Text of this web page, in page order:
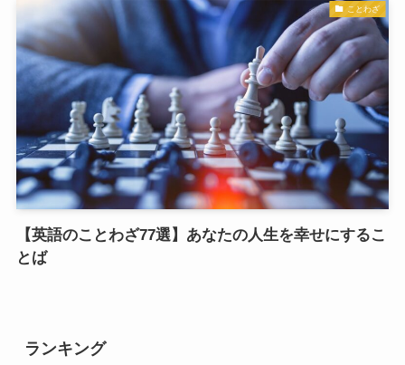
ことわざ
【英語のことわざ77選】あなたの人生を幸せにするこ
とば
ランキング